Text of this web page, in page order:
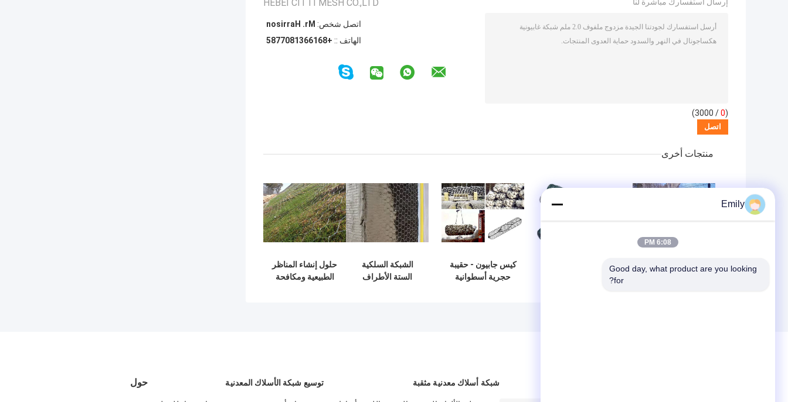
HEBEI CITTI MESH CO.,LTD
اتصل شخص: Mr. Harrison
الهاتف :: +8616631807785
إرسال استفسارك مباشرة لنا
(
0
/ 3000)
منتجات أخرى
حواجز هيكساجريد
المسبوكة ومغطاة بـ
كيس جابيون - حقيبة
حجرية أسطوانية
الشبكة السلكية
الستة الأطراف
حلول إنشاء المناظر
الطبيعية ومكافحة
حول توسيع شبكة الأسلاك المعدنية شبكة أسلاك معدنية مثقبة
Emily
6:08 PM
Good day, what product are you looking
for?